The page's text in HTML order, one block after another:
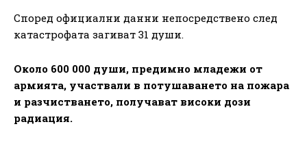
Според официални данни непосредствено след
катастрофата загиват 31 души.
Около 600 000 души, предимно младежи от
армията, участвали в потушаването на пожара
и разчистването, получават високи дози
радиация.